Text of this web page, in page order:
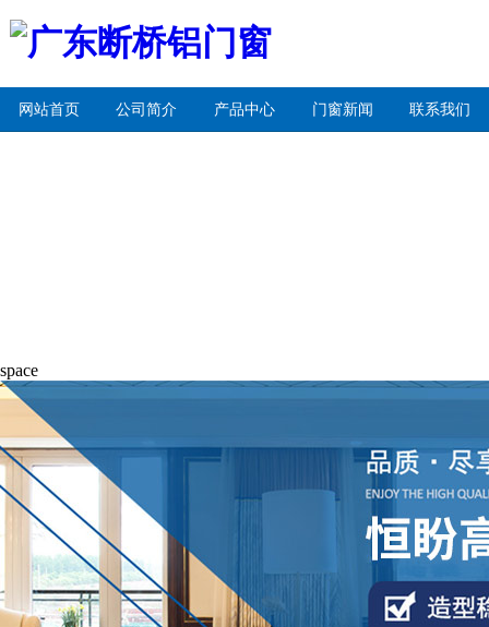
网站首页 公司简介 产品中心 门窗新闻 联系我们
space